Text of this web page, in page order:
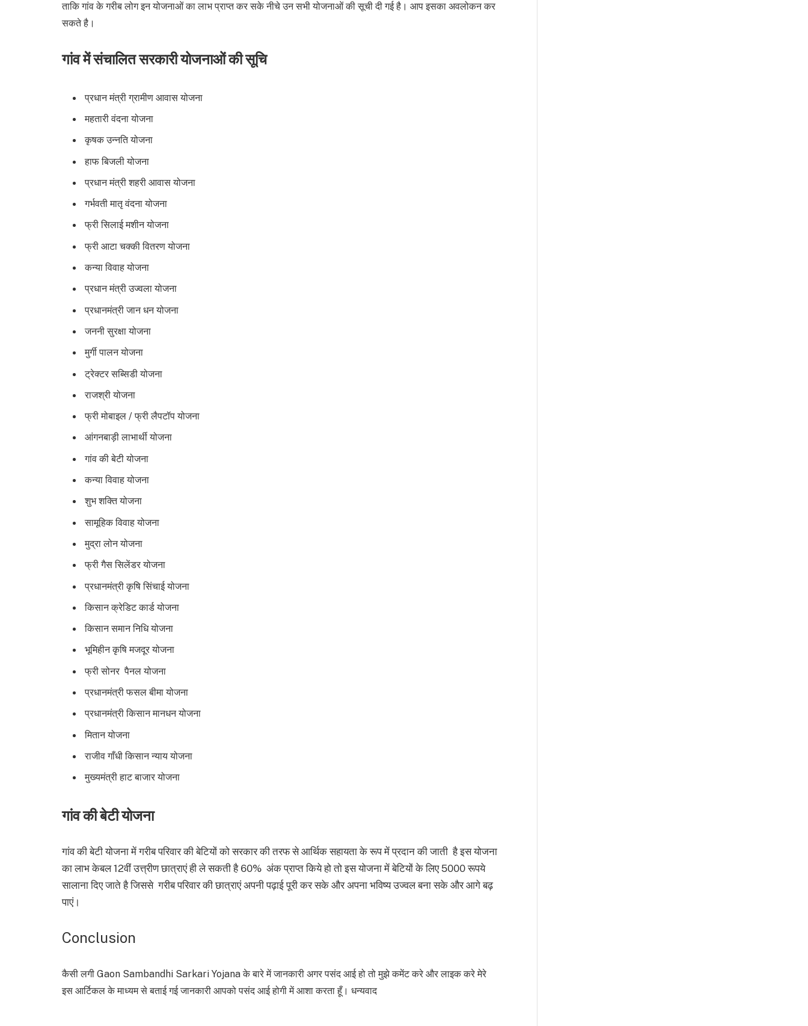
ताकि गांव के गरीब लोग इन योजनाओं का लाभ प्राप्त कर सके नीचे उन सभी योजनाओं की सूची दी गई है। आप इसका अवलोकन कर
सकते है।
गांव में संचालित सरकारी योजनाओं की सूचि
प्रधान मंत्री ग्रामीण आवास योजना
महतारी वंदना योजना
कृषक उन्नति योजना
हाफ बिजली योजना
प्रधान मंत्री शहरी आवास योजना
गर्भवती मातृ वंदना योजना
फ्री सिलाई मशीन योजना
फ्री आटा चक्की वितरण योजना
कन्या विवाह योजना
प्रधान मंत्री उज्वला योजना
प्रधानमंत्री जान धन योजना
जननी सुरक्षा योजना
मुर्गी पालन योजना
ट्रेक्टर सब्सिडी योजना
राजश्री योजना
फ्री मोबाइल / फ्री लैपटॉप योजना
आंगनबाड़ी लाभार्थी योजना
गांव की बेटी योजना
कन्या विवाह योजना
शुभ शक्ति योजना
सामूहिक विवाह योजना
मुद्रा लोन योजना
फ्री गैस सिलेंडर योजना
प्रधानमंत्री कृषि सिंचाई योजना
किसान क्रेडिट कार्ड योजना
किसान समान निधि योजना
भूमिहीन कृषि मजदूर योजना
फ्री सोनर पैनल योजना
प्रधानमंत्री फसल बीमा योजना
प्रधानमंत्री किसान मानधन योजना
मितान योजना
राजीव गाँधी किसान न्याय योजना
मुख्यमंत्री हाट बाजार योजना
गांव की बेटी योजना
गांव की बेटी योजना में गरीब परिवार की बेटियों को सरकार की तरफ से आर्थिक सहायता के रूप में प्रदान की जाती है इस योजना
का लाभ केबल 12वीं उत्त्रीण छात्राएं ही ले सकती है 60% अंक प्राप्त किये हो तो इस योजना में बेटियों के लिए 5000 रूपये
सालाना दिए जाते है जिससे गरीब परिवार की छात्राएं अपनी पढ़ाई पूरी कर सके और अपना भविष्य उज्वल बना सके और आगे बढ़
पाएं।
Conclusion
कैसी लगी Gaon Sambandhi Sarkari Yojana के बारे में जानकारी अगर पसंद आई हो तो मुझे कमेंट करे और लाइक करे मेरे
इस आर्टिकल के माध्यम से बताई गई जानकारी आपको पसंद आई होगी में आशा करता हूँ। धन्यवाद